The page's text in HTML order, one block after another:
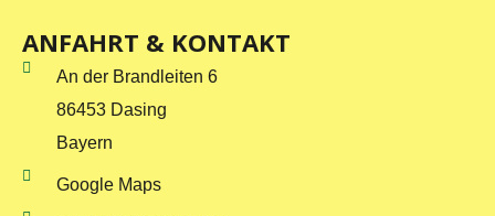
ANFAHRT & KONTAKT
An der Brandleiten 6
86453 Dasing
Bayern
Google Maps